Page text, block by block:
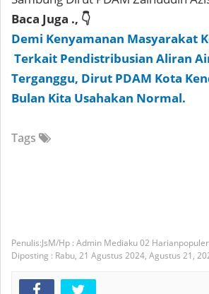
Baca Juga ., 👇
Demi Kenyamanan Masyarakat
Terkait Pendistribusian Aliran
Terganggu, Dirut PDAM Kota
Bulan Kita Usahakan Normal.
Tags
JsM/Hp : Admin Mediaku 02
Diposting : Rabu, 21 Agustus 2024, Agustus 21,